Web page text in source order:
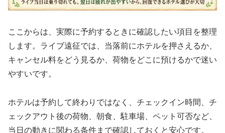
ここからは、実際に予約するときに確認したい項目を整理
します。ライブ遠征では、当落前にホテルを押さえるか、
キャンセル料をどう見るか、荷物をどこに預けるかで迷い
やすいです。
ホテルは予約して終わりではなく、チェックイン時間、チ
ェックアウト後の荷物、朝食、駐車場、ペット可否など、
当日の動きに関わる条件まで確認しておくと安心です。